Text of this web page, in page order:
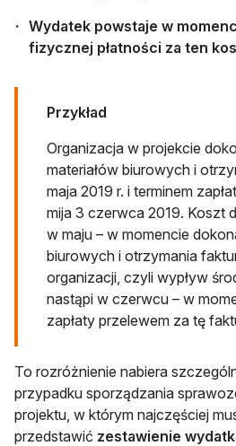
Wydatek powstaje w
fizycznej płatności za ten
Przykład
Organizacja w projekcie
materiałów biurowych i
maja 2019 r. i terminem
mija 3 czerwca 2019. Koszt
w maju – w momencie
biurowych i otrzymania
organizacji, czyli wypływ
nastąpi w czerwcu – w
zapłaty przelewem za tę
To rozróżnienie nabiera
przypadku sporządzania
projektu, w którym najczęściej
przedstawić zestawienie